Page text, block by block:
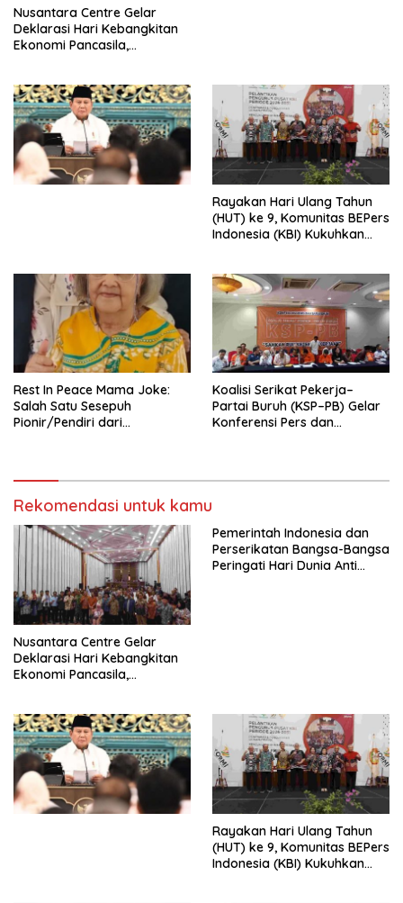
Nusantara Centre Gelar
Deklarasi Hari Kebangkitan
Ekonomi Pancasila,
Penjajahan (Pergolakan
Ekonomi Politik Indonesia) &
Simposium Nasional “Urgensi
Undang-Undang
Perekonomian Nasional dan
Kesejahteraan Sosial dalam
Rayakan Hari Ulang Tahun
(HUT) ke 9, Komunitas BEPers
Indonesia (KBI) Kukuhkan
Tema: “Penguatan dan
Pengembangan Organisasi
KBI yang Berbasis Riset di
seluruh Indonesia dan
Mancanegara”.
Rest In Peace Mama Joke:
Salah Satu Sesepuh
Pionir/Pendiri dari
Koalisi Serikat Pekerja–
Partai Buruh (KSP–PB) Gelar
Konferensi Pers dan
Rekomendasi untuk kamu
Nusantara Centre Gelar
Deklarasi Hari Kebangkitan
Ekonomi Pancasila,
Penjajahan (Pergolakan
Ekonomi Politik Indonesia) &
Simposium Nasional “Urgensi
Undang-Undang
Perekonomian Nasional dan
Kesejahteraan Sosial dalam
Pemerintah Indonesia dan
Perserikatan Bangsa-Bangsa
Peringati Hari Dunia Anti
Rayakan Hari Ulang Tahun
(HUT) ke 9, Komunitas BEPers
Indonesia (KBI) Kukuhkan